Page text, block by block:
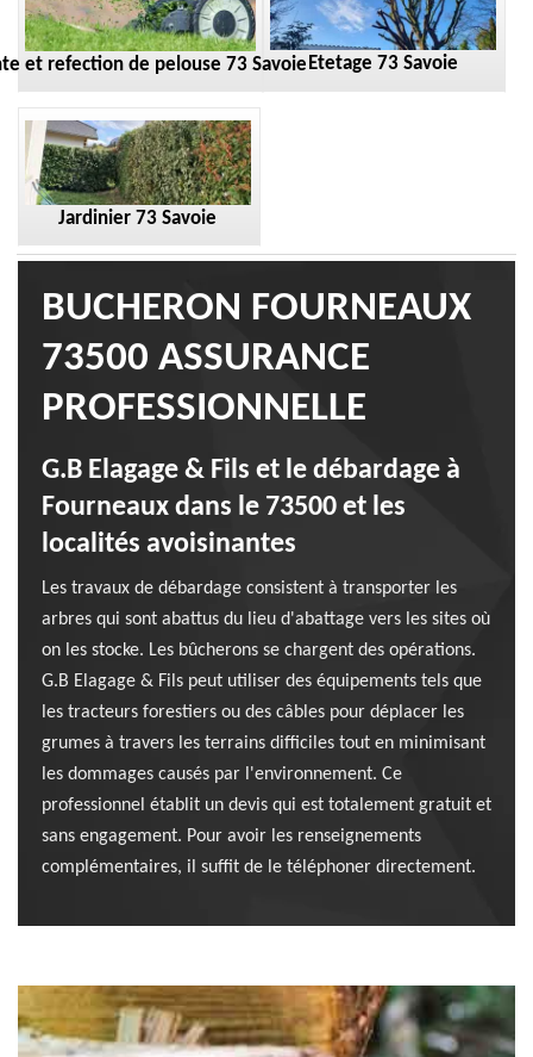
et refection de pelouse 73 Savoie Etetage 73 Savoie
Jardinier 73 Savoie
BUCHERON FOURNEAUX
73500 ASSURANCE
PROFESSIONNELLE
G.B Elagage & Fils et le débardage à
Fourneaux dans le 73500 et les
localités avoisinantes
Les travaux de débardage consistent à transporter les
arbres qui sont abattus du lieu d'abattage vers les sites où
on les stocke. Les bûcherons se chargent des opérations.
G.B Elagage & Fils peut utiliser des équipements tels que
les tracteurs forestiers ou des câbles pour déplacer les
grumes à travers les terrains difficiles tout en minimisant
les dommages causés par l'environnement. Ce
professionnel établit un devis qui est totalement gratuit et
sans engagement. Pour avoir les renseignements
complémentaires, il suffit de le téléphoner directement.